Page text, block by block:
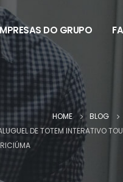
DO GRUPO
HOME BLOG
DE TOTEM INTERATIVO